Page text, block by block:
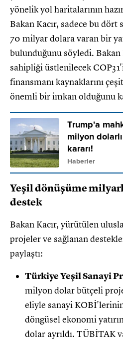
yönelik yol haritalarının
Bakan Kacır, sadece bu dört
70 milyar dolara varan bir
bulunduğunu söyledi. Bakan
sahipliği üstlenilecek
finansmanı kaynaklarını
önemli bir imkan olduğunu
Trump'a
milyon
kararı!
Haberler
Yeşil dönüşüme
destek
Bakan Kacır, yürütülen
projeler ve sağlanan
paylaştı:
Türkiye Yeşil Sanayi
milyon dolar bütçeli
eliyle sanayi
döngüsel ekonomi
dolar ayrıldı. TÜBİTAK